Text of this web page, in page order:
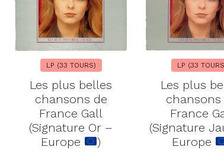
LP (33 TOURS)
Les plus belles
chansons de
France Gall
(Signature Or –
Europe
)
LP (33
Les plus
chansons
France
(Signature
Europe